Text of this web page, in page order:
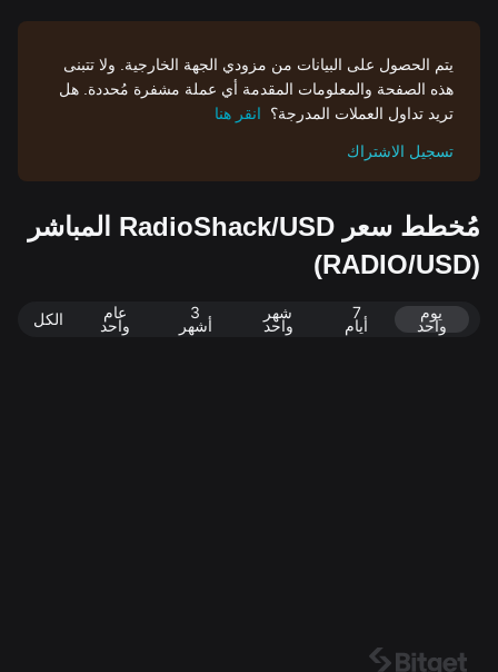
يتم الحصول على البيانات من مزودي الجهة الخارجية. ولا تتبنى
هذه الصفحة والمعلومات المقدمة أي عملة مشفرة مُحددة. هل
تريد تداول العملات المدرجة؟
انقر هنا
تسجيل الاشتراك
مُخطط سعر RadioShack/USD المباشر
(RADIO/USD)
يوم
واحد
7
أيام
شهر
واحد
3
أشهر
عام
واحد الكل